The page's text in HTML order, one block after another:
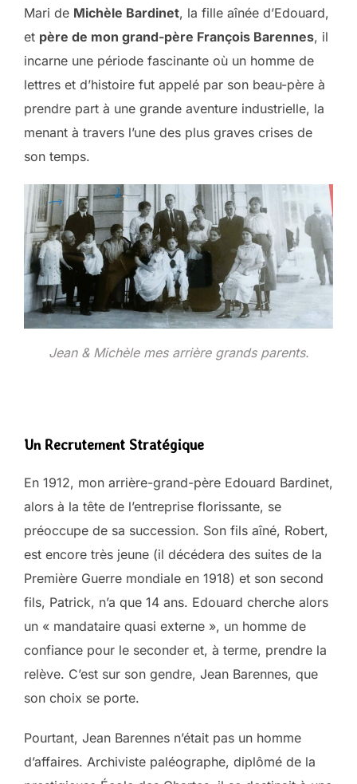
Mari de Michèle Bardinet, la fille aînée d’Edouard,
et père de mon grand-père François Barennes, il
incarne une période fascinante où un homme de
lettres et d’histoire fut appelé par son beau-père à
prendre part à une grande aventure industrielle, la
menant à travers l’une des plus graves crises de
son temps.
Jean & Michèle mes arrière grands parents.
Un Recrutement Stratégique
En 1912, mon arrière-grand-père Edouard Bardinet,
alors à la tête de l’entreprise florissante, se
préoccupe de sa succession. Son fils aîné, Robert,
est encore très jeune (il décédera des suites de la
Première Guerre mondiale en 1918) et son second
fils, Patrick, n’a que 14 ans. Edouard cherche alors
un « mandataire quasi externe », un homme de
confiance pour le seconder et, à terme, prendre la
relève. C’est sur son gendre, Jean Barennes, que
son choix se porte.
Pourtant, Jean Barennes n’était pas un homme
d’affaires. Archiviste paléographe, diplômé de la